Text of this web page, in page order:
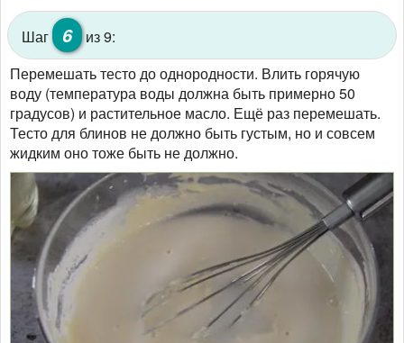
Шаг 6
из 9:
Перемешать тесто до однородности. Влить горячую
воду (температура воды должна быть примерно 50
градусов) и растительное масло. Ещё раз перемешать.
Тесто для блинов не должно быть густым, но и совсем
жидким оно тоже быть не должно.